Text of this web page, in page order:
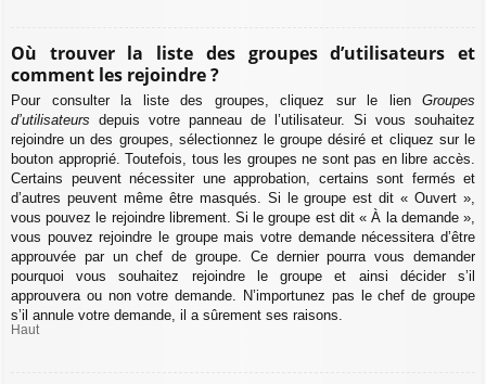
Où trouver la liste des groupes d’utilisateurs et
comment les rejoindre ?
Pour consulter la liste des groupes, cliquez sur le lien Groupes
d’utilisateurs depuis votre panneau de l’utilisateur. Si vous souhaitez
rejoindre un des groupes, sélectionnez le groupe désiré et cliquez sur le
bouton approprié. Toutefois, tous les groupes ne sont pas en libre accès.
Certains peuvent nécessiter une approbation, certains sont fermés et
d’autres peuvent même être masqués. Si le groupe est dit « Ouvert »,
vous pouvez le rejoindre librement. Si le groupe est dit « À la demande »,
vous pouvez rejoindre le groupe mais votre demande nécessitera d’être
approuvée par un chef de groupe. Ce dernier pourra vous demander
pourquoi vous souhaitez rejoindre le groupe et ainsi décider s’il
approuvera ou non votre demande. N’importunez pas le chef de groupe
s’il annule votre demande, il a sûrement ses raisons.
Haut